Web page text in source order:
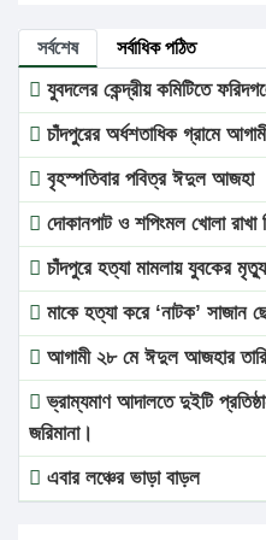
সর্বশেষ সর্বাধিক পঠিত
যুবদলের কেন্দ্রীয় কমিটিতে
চাঁদপুরের অর্ধশতাধিক গ্রামে
বৃহস্পতিবার পবিত্র ঈদুল আজহা
দোকানপাট ও শপিংমল খোলা রাখা
চাঁদপুরে হত্যা মামলায় যুবকের
মাকে হত্যা করে ‘নাটক’ সাজান
আগামী ২৮ মে ঈদুল আজহার
ভ্রাম্যমাণ আদালতে দুইটি
জরিমানা।
এবার লঞ্চের ভাড়া বাড়ল